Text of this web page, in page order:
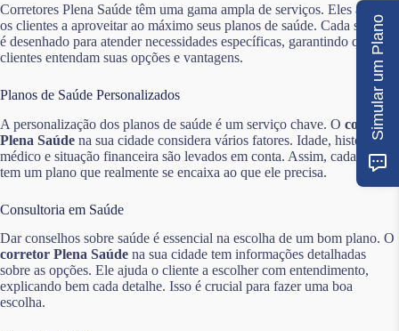
Corretores Plena Saúde têm uma gama ampla de serviços. Eles ajudam
os clientes a aproveitar ao máximo seus planos de saúde. Cada serviço
é desenhado para atender necessidades específicas, garantindo que os
clientes entendam suas opções e vantagens.
Planos de Saúde Personalizados
A personalização dos planos de saúde é um serviço chave. O corretor
Plena Saúde na sua cidade considera vários fatores. Idade, histórico
médico e situação financeira são levados em conta. Assim, cada cliente
tem um plano que realmente se encaixa ao que ele precisa.
Consultoria em Saúde
Dar conselhos sobre saúde é essencial na escolha de um bom plano. O
corretor Plena Saúde na sua cidade tem informações detalhadas
sobre as opções. Ele ajuda o cliente a escolher com entendimento,
explicando bem cada detalhe. Isso é crucial para fazer uma boa
escolha.
Simular um Plano